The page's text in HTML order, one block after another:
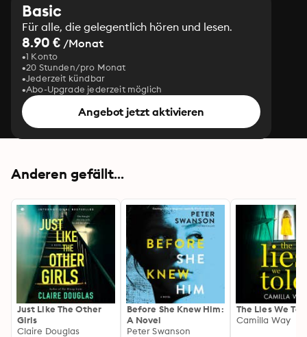
Basic
Für alle, die gelegentlich hören und lesen.
8.90 € /Monat
1 Konto
20 Stunden/pro Monat
Jederzeit kündbar
Abo-Upgrade jederzeit möglich
Angebot jetzt aktivieren
Anderen gefällt...
Just Like The Other
Girls
Claire Douglas
Before She Knew Him:
A Novel
Peter Swanson
The Lies We
Camilla Way